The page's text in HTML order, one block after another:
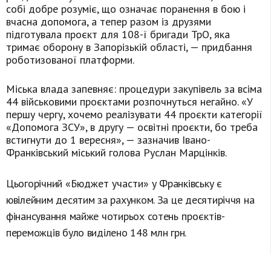
собі добре розуміє, що означає поранення в бою і
вчасна допомога, а тепер разом із друзями
підготувала проєкт для 108-ї бригади ТрО, яка
тримає оборону в Запорізькій області, — придбання
роботизованої платформи.
Міська влада запевняє: процедури закупівель за всіма
44 військовими проєктами розпочнуться негайно. «У
першу чергу, хочемо реалізувати 44 проєкти категорії
«Допомога ЗСУ», в другу — освітні проєкти, бо треба
встигнути до 1 вересня», — зазначив Івано-
Франківський міський голова Руслан Марцінків.
Цьогорічний «Бюджет участи» у Франківську є
ювілейним десятим за рахунком. За це десятиріччя на
фінансування майже чотирьох сотень проєктів-
переможців було виділено 148 млн грн.